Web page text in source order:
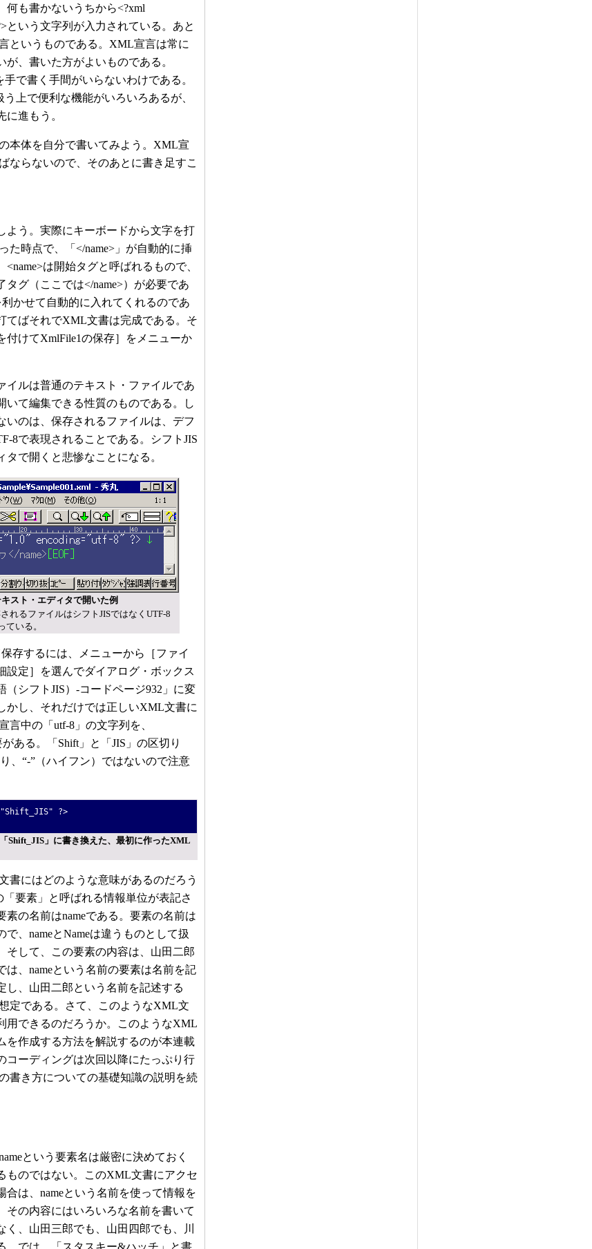
何も書かないうちから<?xml
という文字列が入力されている。あと
というものである。XML宣言は常に
、書いた方がよいものである。
で書く手間がいらないわけである。
上で便利な機能がいろいろあるが、
進もう。
本体を自分で書いてみよう。XML宣
ならないので、そのあとに書き足すこ
よう。実際にキーボードから文字を打
た時点で、「</name>」が自動的に挿
は開始タグと呼ばれるもので、
グ（ここでは</name>）が必要であ
かせて自動的に入れてくれるのであ
てばそれでXML文書は完成である。そ
けてXmlFile1の保存］をメニューか
ルは普通のテキスト・ファイルであ
いて編集できる性質のものである。し
いのは、保存されるファイルは、デフ
8で表現されることである。シフトJIS
で開くと悲惨なことになる。
スト・エディタで開いた例
れるファイルはシフトJISではなくUTF-8
いる。
存するには、メニューから［ファイ
定］を選んでダイアログ・ボックス
（シフトJIS）-コードページ932」に変
かし、それだけでは正しいXML文書に
言中の「utf-8」の文字列を、
ある。「Shift」と「JIS」の区切り
、“-”（ハイフン）ではないので注意
?>
Shift_JIS」に書き換えた、最初に作ったXML
にはどのような意味があるのだろう
要素」と呼ばれる情報単位が表記さ
の名前はnameである。要素の名前は
、nameとNameは違うものとして扱
そして、この要素の内容は、山田二郎
は、nameという名前の要素は名前を記
し、山田二郎という名前を記述する
定である。さて、このようなXML文
用できるのだろうか。このようなXML
を作成する方法を解説するのが本連載
コーディングは次回以降にたっぷり行
書き方についての基礎知識の説明を続
という要素名は厳密に決めておく
ものではない。このXML文書にアクセ
合は、nameという名前を使って情報を
その内容にはいろいろな名前を書いて
、山田三郎でも、山田四郎でも、川
。では、「スタスキー&ハッチ」と書